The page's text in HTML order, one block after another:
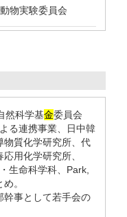
物実験委員会
然科学基金委員会
る連携事業、日中韓
物質化学研究所、代
用化学研究所、
生命科学科、Park,
。
幹事として若手会の